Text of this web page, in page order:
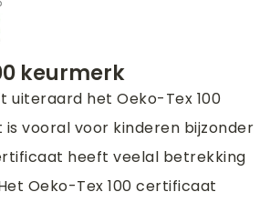
keurmerk
uiteraard het Oeko-Tex 100
vooral voor kinderen bijzonder
heeft veelal betrekking
Oeko-Tex 100 certificaat